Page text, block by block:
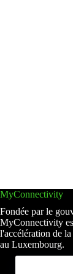
MyConnectivity
Fondée par le
MyConnectivity
l'accélération de
au Luxembourg.